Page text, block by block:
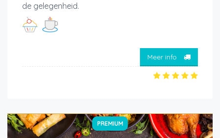
de gelegenheid.
Meer info
PREMIUM